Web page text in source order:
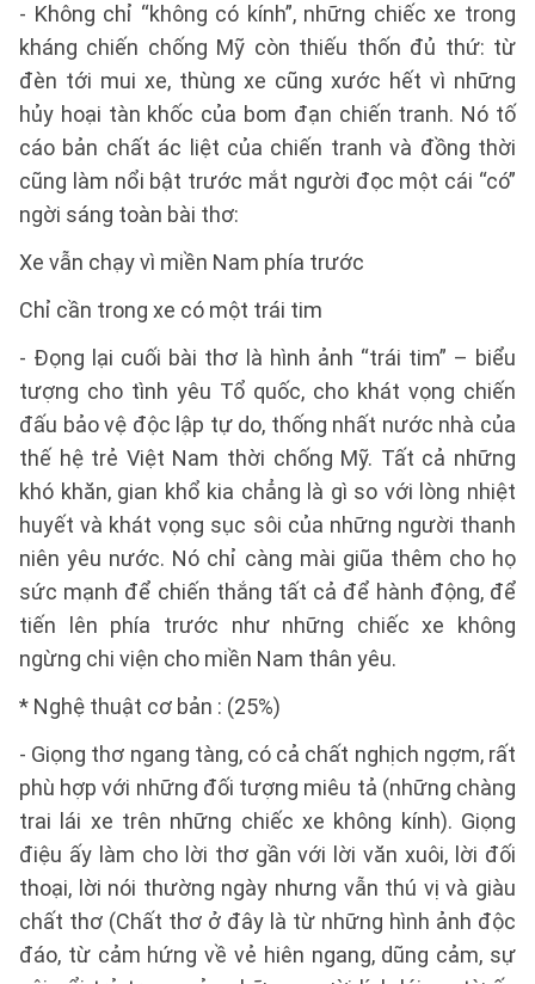
- Không chỉ “không có kính”, những chiếc xe trong
kháng chiến chống Mỹ còn thiếu thốn đủ thứ: từ
đèn tới mui xe, thùng xe cũng xước hết vì những
hủy hoại tàn khốc của bom đạn chiến tranh. Nó tố
cáo bản chất ác liệt của chiến tranh và đồng thời
cũng làm nổi bật trước mắt người đọc một cái “có”
ngời sáng toàn bài thơ:
Xe vẫn chạy vì miền Nam phía trước
Chỉ cần trong xe có một trái tim
- Đọng lại cuối bài thơ là hình ảnh “trái tim” – biểu
tượng cho tình yêu Tổ quốc, cho khát vọng chiến
đấu bảo vệ độc lập tự do, thống nhất nước nhà của
thế hệ trẻ Việt Nam thời chống Mỹ. Tất cả những
khó khăn, gian khổ kia chẳng là gì so với lòng nhiệt
huyết và khát vọng sục sôi của những người thanh
niên yêu nước. Nó chỉ càng mài giũa thêm cho họ
sức mạnh để chiến thắng tất cả để hành động, để
tiến lên phía trước như những chiếc xe không
ngừng chi viện cho miền Nam thân yêu.
* Nghệ thuật cơ bản : (25%)
- Giọng thơ ngang tàng, có cả chất nghịch ngợm, rất
phù hợp với những đối tượng miêu tả (những chàng
trai lái xe trên những chiếc xe không kính). Giọng
điệu ấy làm cho lời thơ gần với lời văn xuôi, lời đối
thoại, lời nói thường ngày nhưng vẫn thú vị và giàu
chất thơ (Chất thơ ở đây là từ những hình ảnh độc
đáo, từ cảm hứng về vẻ hiên ngang, dũng cảm, sự